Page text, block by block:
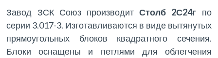
Завод ЗСК Союз производитСтолб 2С24г по
серии 3.017-3. Изготавливаются в виде вытянутых
прямоугольных блоков квадратного сечения.
Блоки оснащены и петлями для облегчения